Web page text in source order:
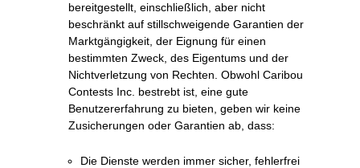
bereitgestellt, einschließlich, aber nicht
beschränkt auf stillschweigende Garantien der
Marktgängigkeit, der Eignung für einen
bestimmten Zweck, des Eigentums und der
Nichtverletzung von Rechten. Obwohl Caribou
Contests Inc. bestrebt ist, eine gute
Benutzererfahrung zu bieten, geben wir keine
Zusicherungen oder Garantien ab, dass:
Die Dienste werden immer sicher, fehlerfrei